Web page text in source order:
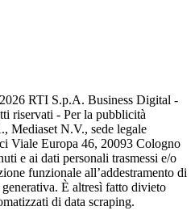
2026 RTI S.p.A. Business Digital -
riservati - Per la pubblicità
Mediaset N.V., sede legale
Viale Europa 46, 20093 Cologno
e ai dati personali trasmessi e/o
funzionale all’addestramento di
È altresì fatto divieto
di data scraping.